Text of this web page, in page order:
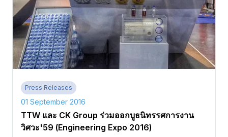
Press Releases
01 September 2016
TTW และ CK Group ร่วมออกบูธนิทรรศการงาน
วิศวะ'59 (Engineering Expo 2016)